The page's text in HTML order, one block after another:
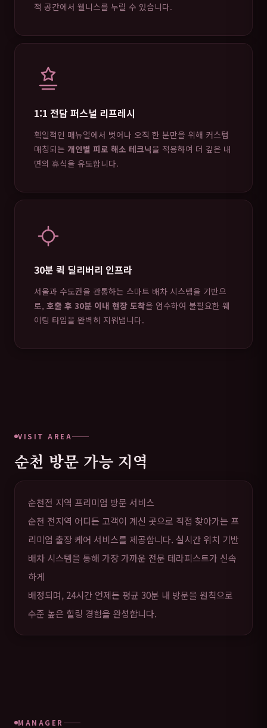
적 공간에서 웰니스를 누릴 수 있습니다.
1:1 전담 퍼스널 리프레시
획일적인 매뉴얼에서 벗어나 오직 한 분만을 위해 커스텀
매칭되는 개인별 피로 해소 테크닉을 적용하여 더 깊은 내
면의 휴식을 유도합니다.
30분 퀵 딜리버리 인프라
서울과 수도권을 관통하는 스마트 배차 시스템을 기반으
로, 호출 후 30분 이내 현장 도착을 엄수하여 불필요한 웨
이팅 타임을 완벽히 지워냅니다.
VISIT AREA
순천 방문 가능 지역
순천전 지역 프리미엄 방문 서비스
순천 전지역 어디든 고객이 계신 곳으로 직접 찾아가는 프
리미엄 출장 케어 서비스를 제공합니다. 실시간 위치 기반
배차 시스템을 통해 가장 가까운 전문 테라피스트가 신속
하게
배정되며, 24시간 언제든 평균 30분 내 방문을 원칙으로
수준 높은 힐링 경험을 완성합니다.
MANAGER